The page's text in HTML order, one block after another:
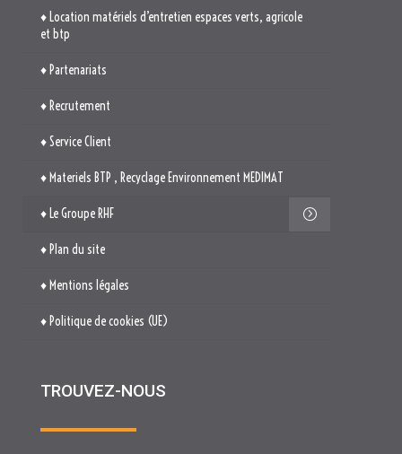
♦ Location matériels d’entretien espaces verts, agricole
et btp
♦ Partenariats
♦ Recrutement
♦ Service Client
♦ Materiels BTP , Recyclage Environnement MEDIMAT
♦ Le Groupe RHF
♦ Plan du site
♦ Mentions légales
♦ Politique de cookies (UE)
TROUVEZ-NOUS